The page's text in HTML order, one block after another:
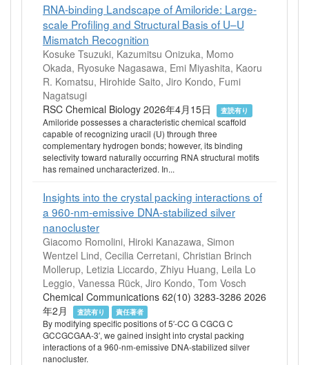
RNA-binding Landscape of Amiloride: Large-
scale Profiling and Structural Basis of U–U
Mismatch Recognition
Kosuke Tsuzuki, Kazumitsu Onizuka, Momo
Okada, Ryosuke Nagasawa, Emi Miyashita, Kaoru
R. Komatsu, Hirohide Saito, Jiro Kondo, Fumi
Nagatsugi
RSC Chemical Biology 2026年4月15日
査読有り
Amiloride possesses a characteristic chemical scaffold
capable of recognizing uracil (U) through three
complementary hydrogen bonds; however, its binding
selectivity toward naturally occurring RNA structural motifs
has remained uncharacterized. In...
Insights into the crystal packing interactions of
a 960-nm-emissive DNA-stabilized silver
nanocluster
Giacomo Romolini, Hiroki Kanazawa, Simon
Wentzel Lind, Cecilia Cerretani, Christian Brinch
Mollerup, Letizia Liccardo, Zhiyu Huang, Leila Lo
Leggio, Vanessa Rück, Jiro Kondo, Tom Vosch
Chemical Communications 62(10) 3283-3286 2026
年2月
査読有り 責任著者
By modifying specific positions of 5′-CC G CGCG C
GCCGCGAA-3′, we gained insight into crystal packing
interactions of a 960-nm-emissive DNA-stabilized silver
nanocluster.